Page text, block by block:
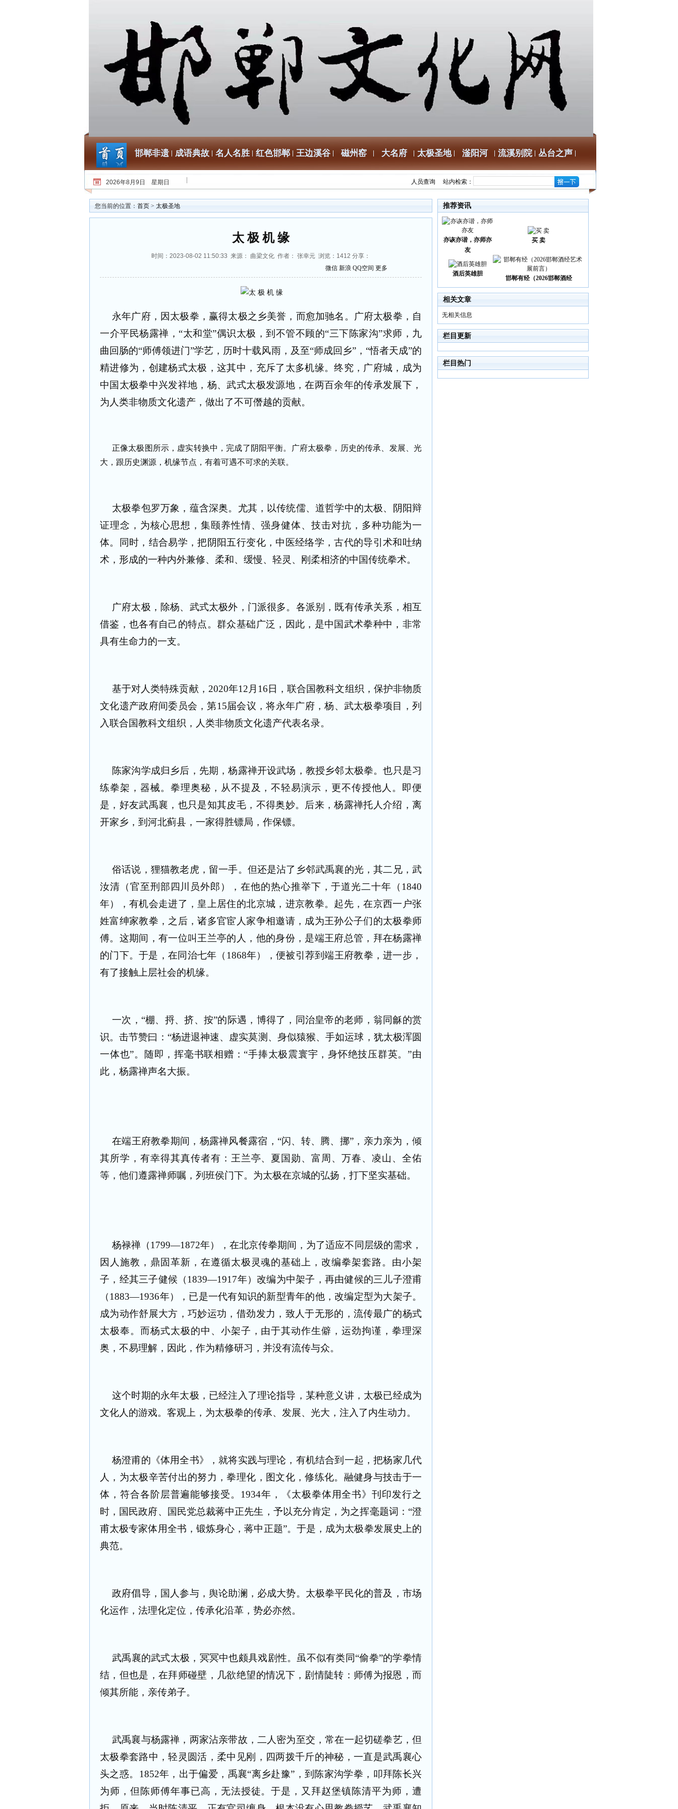
邯郸非遗 成语典故 名人名胜 红色邯郸 王边溪谷 磁州窑 大名府 太极圣地 滏阳河 流溪别院 丛台之声
2026年8月9日 星期日 人员查询 站内检索：
您当前的位置： 首页 > 太极圣地
太 极 机 缘
时间：2023-08-02 11:50:33 来源： 曲梁文化 作者： 张幸元 浏览： 1412 分享：
微信 新浪 QQ空间 更多
永年广府，因太极拳，赢得太极之乡美誉，而愈加驰名。广府太极拳，自
一介平民杨露禅，“太和堂”偶识太极，到不管不顾的“三下陈家沟”求师，九
曲回肠的“师傅领进门”学艺，历时十载风雨，及至“师成回乡”，“悟者天成”的
精进修为，创建杨式太极，这其中，充斥了太多机缘。终究，广府城，成为
中国太极拳中兴发祥地，杨、武式太极发源地，在两百余年的传承发展下，
为人类非物质文化遗产，做出了不可僭越的贡献。
正像太极图所示，虚实转换中，完成了阴阳平衡。广府太极拳，历史的传承、发展、光
大，跟历史渊源，机缘节点，有着可遇不可求的关联。
太极拳包罗万象，蕴含深奥。尤其，以传统儒、道哲学中的太极、阴阳辩
证理念，为核心思想，集颐养性情、强身健体、技击对抗，多种功能为一
体。同时，结合易学，把阴阳五行变化，中医经络学，古代的导引术和吐纳
术，形成的一种内外兼修、柔和、缓慢、轻灵、刚柔相济的中国传统拳术。
广府太极，除杨、武式太极外，门派很多。各派别，既有传承关系，相互
借鉴，也各有自己的特点。群众基础广泛，因此，是中国武术拳种中，非常
具有生命力的一支。
基于对人类特殊贡献，2020年12月16日，联合国教科文组织，保护非物质
文化遗产政府间委员会，第15届会议，将永年广府，杨、武太极拳项目，列
入联合国教科文组织，人类非物质文化遗产代表名录。
陈家沟学成归乡后，先期，杨露禅开设武场，教授乡邻太极拳。也只是习
练拳架，器械。拳理奥秘，从不提及，不轻易演示，更不传授他人。即便
是，好友武禹襄，也只是知其皮毛，不得奥妙。后来，杨露禅托人介绍，离
开家乡，到河北蓟县，一家得胜镖局，作保镖。
俗话说，狸猫教老虎，留一手。但还是沾了乡邻武禹襄的光，其二兄，武
汝清（官至刑部四川员外郎），在他的热心推举下，于道光二十年（1840
年），有机会走进了，皇上居住的北京城，进京教拳。起先，在京西一户张
姓富绅家教拳，之后，诸多官宦人家争相邀请，成为王孙公子们的太极拳师
傅。这期间，有一位叫王兰亭的人，他的身份，是端王府总管，拜在杨露禅
的门下。于是，在同治七年（1868年），便被引荐到端王府教拳，进一步，
有了接触上层社会的机缘。
一次，“棚、捋、挤、按”的际遇，博得了，同治皇帝的老师，翁同龢的赏
识。击节赞曰：“杨进退神速、虚实莫测、身似猿猴、手如运球，犹太极浑圆
一体也”。随即，挥毫书联相赠：“手捧太极震寰宇，身怀绝技压群英。”由
此，杨露禅声名大振。
在端王府教拳期间，杨露禅风餐露宿，“闪、转、腾、挪”，亲力亲为，倾
其所学，有幸得其真传者有：王兰亭、夏国勋、富周、万春、凌山、全佑
等，他们遵露禅师嘱，列班侯门下。为太极在京城的弘扬，打下坚实基础。
杨禄禅（1799—1872年），在北京传拳期间，为了适应不同层级的需求，
因人施教，鼎固革新，在遵循太极灵魂的基础上，改编拳架套路。由小架
子，经其三子健候（1839—1917年）改编为中架子，再由健候的三儿子澄甫
（1883—1936年），已是一代有知识的新型青年的他，改编定型为大架子。
成为动作舒展大方，巧妙运功，借劲发力，致人于无形的，流传最广的杨式
太极奉。而杨式太极的中、小架子，由于其动作生僻，运劲拘谨，拳理深
奥，不易理解，因此，作为精修研习，并没有流传与众。
这个时期的永年太极，已经注入了理论指导，某种意义讲，太极已经成为
文化人的游戏。客观上，为太极拳的传承、发展、光大，注入了内生动力。
杨澄甫的《体用全书》，就将实践与理论，有机结合到一起，把杨家几代
人，为太极辛苦付出的努力，拳理化，图文化，修练化。融健身与技击于一
体，符合各阶层普遍能够接受。1934年，《太极拳体用全书》刊印发行之
时，国民政府、国民党总裁蒋中正先生，予以充分肯定，为之挥毫题词：“澄
甫太极专家体用全书，锻炼身心，蒋中正题”。于是，成为太极拳发展史上的
典范。
政府倡导，国人参与，舆论助澜，必成大势。太极拳平民化的普及，市场
化运作，法理化定位，传承化沿革，势必亦然。
武禹襄的武式太极，冥冥中也颇具戏剧性。虽不似有类同“偷拳”的学拳情
结，但也是，在拜师碰壁，几欲绝望的情况下，剧情陡转：师傅为报恩，而
倾其所能，亲传弟子。
武禹襄与杨露禅，两家沾亲带故，二人密为至交，常在一起切磋拳艺，但
太极拳套路中，轻灵圆活，柔中见刚，四两拨千斤的神秘，一直是武禹襄心
头之惑。1852年，出于偏爱，禹襄“离乡赴豫”，到陈家沟学拳，叩拜陈长兴
为师，但陈师傅年事已高，无法授徒。于是，又拜赵堡镇陈清平为师，遭
推荐资讯
亦诙亦谐，亦师亦
友
买 卖
酒后英雄胆
邯郸有经（2026邯郸酒经
相关文章
无相关信息
栏目更新
栏目热门